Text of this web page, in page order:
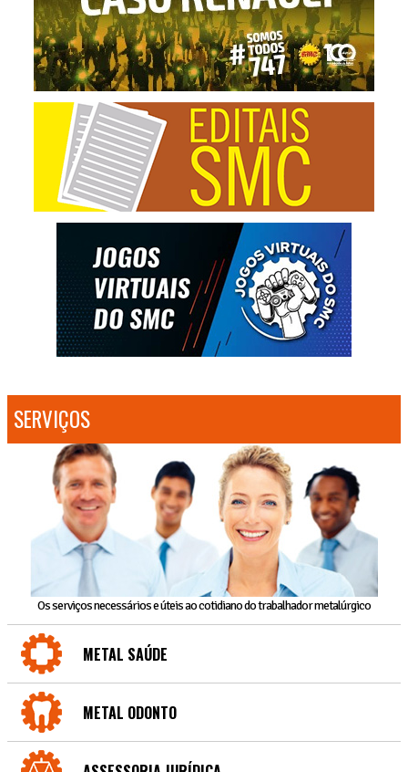
SERVIÇOS
Os serviços necessários e úteis ao cotidiano do trabalhador metalúrgico
METAL SAÚDE
METAL ODONTO